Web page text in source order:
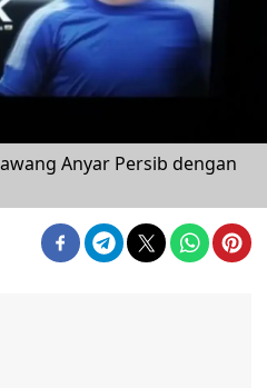
Anyar Persib dengan